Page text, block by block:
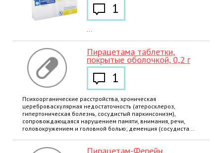
1
...
Пирацетама таблетки,
покрытые оболочкой, 0,2 г
1
Психоорганические расстройства, хроническая
цереброваскулярная недостаточность (атеросклероз,
гипертоническая болезнь, сосудистый паркинсонизм),
сопровождающаяся нарушением памяти, внимания, речи,
головокружением и головной болью; деменция (сосудиста...